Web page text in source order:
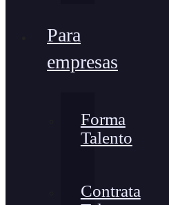
Para
empresas
Forma
Talento
Contrata